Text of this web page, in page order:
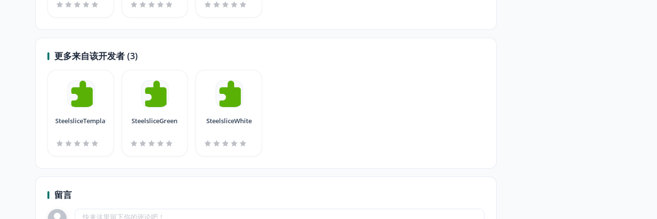
更多来自该开发者 (3)
SteelsliceTemplate SteelsliceGreen SteelsliceWhite
留言